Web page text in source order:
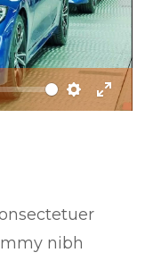
S
i
g
E
nibh